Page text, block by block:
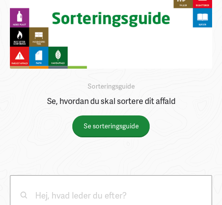
Sorteringsguide
Se, hvordan du skal sortere dit affald
Se sorteringsguide